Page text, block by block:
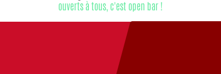
ouverts à tous, c'est open bar !